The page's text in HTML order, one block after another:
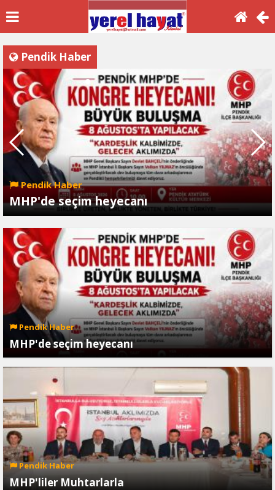
Pendik Haber
Pendik Haber
MHP'de seçim heyecanı
Pendik Haber
MHP'de seçim heyecanı
Pendik Haber
MHP'liler Muhtarlarla